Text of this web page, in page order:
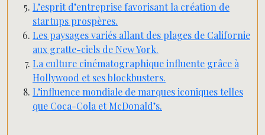
L’esprit d’entreprise favorisant la création de
startups prospères.
Les paysages variés allant des plages de Californie
aux gratte-ciels de New York.
La culture cinématographique influente grâce à
Hollywood et ses blockbusters.
L’influence mondiale de marques iconiques telles
que Coca-Cola et McDonald’s.